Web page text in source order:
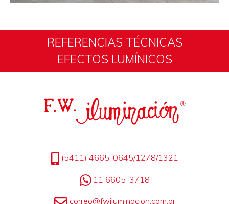
REFERENCIAS TÉCNICAS
EFECTOS LUMÍNICOS
(5411) 4665-0645/1278/1321
11 6605-3718
correo@fwiluminacion.com.ar